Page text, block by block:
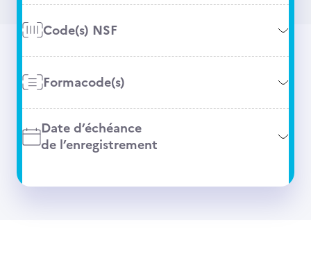
Code(s) NSF
Formacode(s)
Date d’échéance
de l’enregistrement